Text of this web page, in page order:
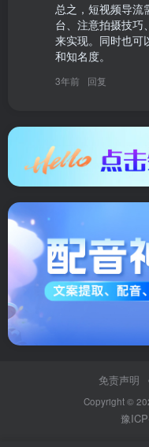
总之，短视频导流
台、注意拍摄技巧
来实现。同时也可
和知名度。
3年前 回复
免责声明
Copyright ©
豫